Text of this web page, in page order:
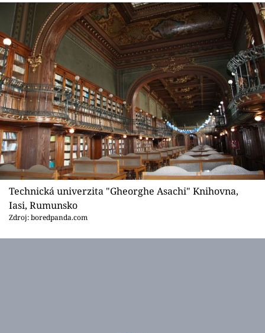
Technická univerzita "Gheorghe Asachi" Knihovna,
Iasi, Rumunsko
Zdroj: boredpanda.com